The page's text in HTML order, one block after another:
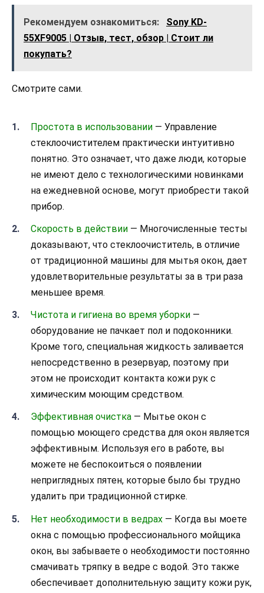
Рекомендуем ознакомиться:
Sony KD-
55XF9005 | Отзыв, тест, обзор | Стоит ли
покупать?
Смотрите сами.
Простота в использовании — Управление
стеклоочистителем практически интуитивно
понятно. Это означает, что даже люди, которые
не имеют дело с технологическими новинками
на ежедневной основе, могут приобрести такой
прибор.
Скорость в действии — Многочисленные тесты
доказывают, что стеклоочиститель, в отличие
от традиционной машины для мытья окон, дает
удовлетворительные результаты за в три раза
меньшее время.
Чистота и гигиена во время уборки —
оборудование не пачкает пол и подоконники.
Кроме того, специальная жидкость заливается
непосредственно в резервуар, поэтому при
этом не происходит контакта кожи рук с
химическим моющим средством.
Эффективная очистка — Мытье окон с
помощью моющего средства для окон является
эффективным. Используя его в работе, вы
можете не беспокоиться о появлении
неприглядных пятен, которые было бы трудно
удалить при традиционной стирке.
Нет необходимости в ведрах — Когда вы моете
окна с помощью профессионального мойщика
окон, вы забываете о необходимости постоянно
смачивать тряпку в ведре с водой. Это также
обеспечивает дополнительную защиту кожи рук,